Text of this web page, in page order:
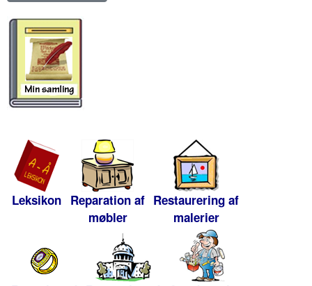
Leksikon Reparation af
møbler
Restaurering af
malerier